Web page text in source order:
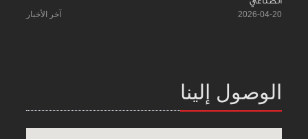
2026-04-20 آخر الأخبار
الوصول إلينا